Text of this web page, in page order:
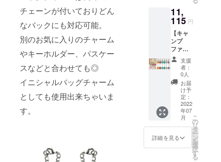
チェーンが付いておりどん
なバックにも対応可能。
別のお気に入りのチャーム
やキーホルダー、パスケー
スなどと合わせても◎
イニシャルバッグチャーム
としても使用出来ちゃいま
す。
チャー
ムタイ
プ／
キーホ
ルダー
タイプ
※仕様・
デザイ
ンにつ
いては
予告な
く変更
になる
場合が
ござい
※ご注文
状況・
ご提供
いたし
ます。
【路
線】
G→銀座
線 M→
丸ノ内
線 T→
東西線
C→千代
田線
Y→有楽
町線
Z→半蔵
門線
【タイ
ク
チャー
ム／
キーホ
ルダー
の2種か
ら、ど
ちらか
の種類
をお選
びいた
だける6
路線コ
ンプ
リート
セット
です。
売価格1
11,
115 円
【キャ
ンプ
ファイ
ヤー6路
線コン
プリー
トセッ
ト特
価】 数
量無制
限、本
5％OFF
！ 東京
メトロ
バック
支援
者：
0人
お届
け予
定：
2022
年07
月
詳細を見る
こ
の
リ
タ
ー
ン
を
選
択
す
る